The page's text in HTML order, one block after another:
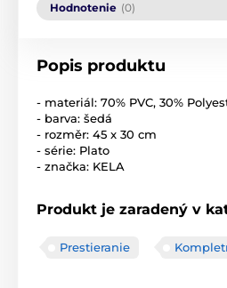
Hodnotenie (0)
Popis produktu
- materiál: 70% PVC, 30%
- barva: šedá
- rozměr: 45 x 30 cm
- série: Plato
- značka: KELA
Produkt je zaradený v
Prestieranie